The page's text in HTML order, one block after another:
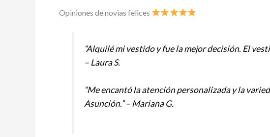
Opiniones de novias felices
“Alquilé mi vestido y fue la mejor decisión. El
– Laura S.
“Me encantó la atención personalizada y la
Asunción.” – Mariana G.